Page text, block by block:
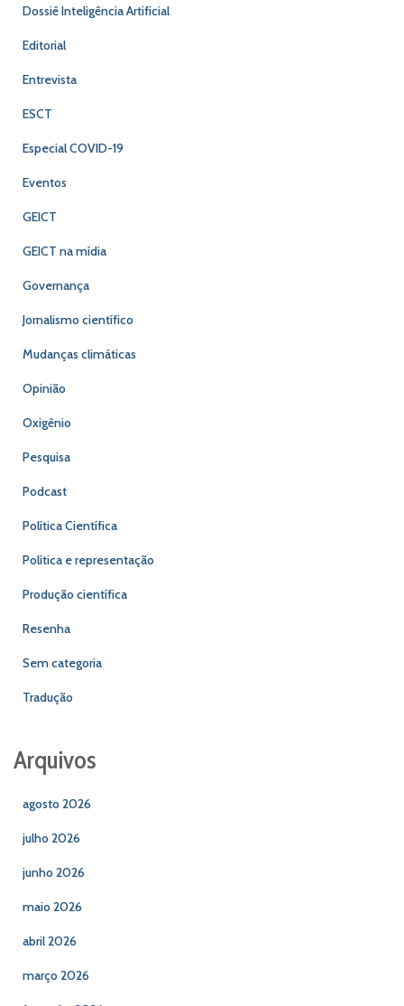
Dossiê Inteligência Artificial
Editorial
Entrevista
ESCT
Especial COVID-19
Eventos
GEICT
GEICT na mídia
Governança
Jornalismo científico
Mudanças climáticas
Opinião
Oxigênio
Pesquisa
Podcast
Política Científica
Política e representação
Produção científica
Resenha
Sem categoria
Tradução
Arquivos
agosto 2026
julho 2026
junho 2026
maio 2026
abril 2026
março 2026